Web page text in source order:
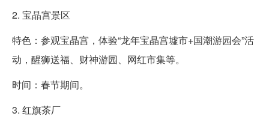
2. 宝晶宫景区
特色：参观宝晶宫，体验“龙年宝晶宫墟市+国潮游园会”活
动，醒狮送福、财神游园、网红市集等。
时间：春节期间。
3. 红旗茶厂